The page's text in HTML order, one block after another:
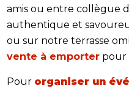
amis ou entre collègue
authentique et
ou sur notre terrasse
vente à emporter pour
Pour organiser un